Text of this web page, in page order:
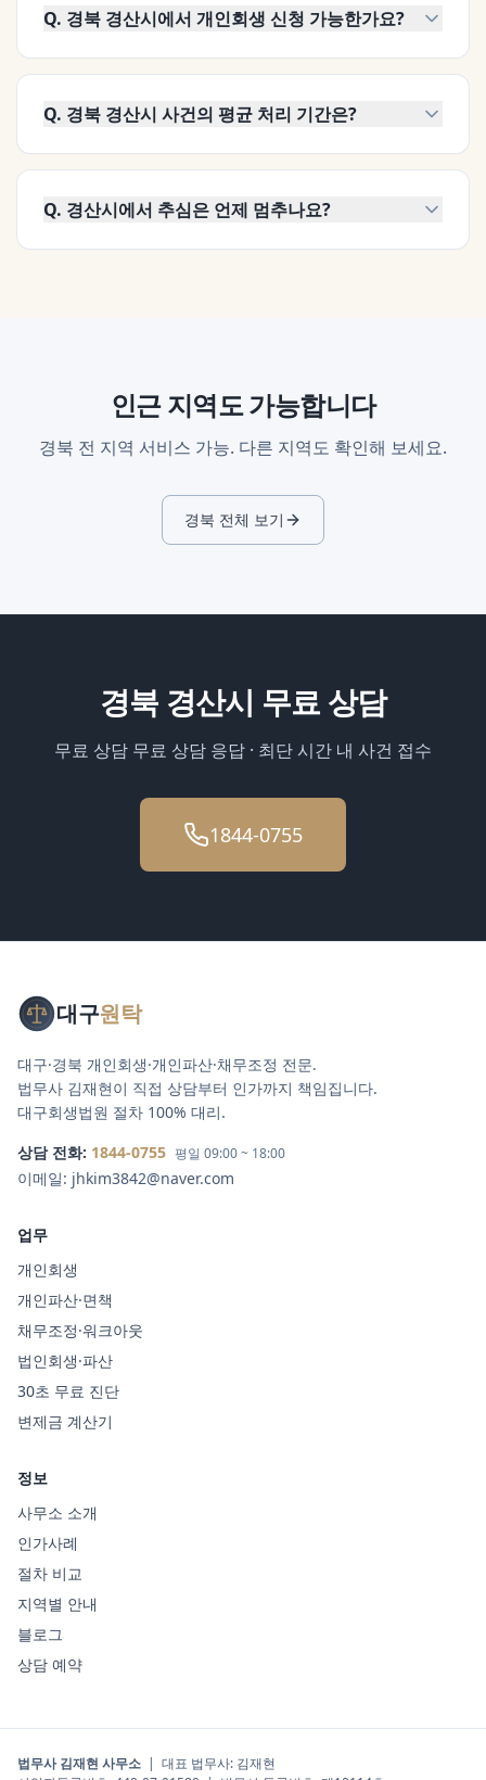
Q. 경북 경산시에서 개인회생 신청 가능한가요?
Q. 경북 경산시 사건의 평균 처리 기간은?
Q. 경산시에서 추심은 언제 멈추나요?
인근 지역도 가능합니다
경북 전 지역 서비스 가능. 다른 지역도 확인해 보세요.
경북 전체 보기
경북 경산시 무료 상담
무료 상담 무료 상담 응답 · 최단 시간 내 사건 접수
1844-0755
대구원탁
대구·경북 개인회생·개인파산·채무조정 전문.
법무사 김재현이 직접 상담부터 인가까지 책임집니다.
대구회생법원 절차 100% 대리.
상담 전화: 1844-0755 평일 09:00 ~ 18:00
이메일: jhkim3842@naver.com
업무
개인회생
개인파산·면책
채무조정·워크아웃
법인회생·파산
30초 무료 진단
변제금 계산기
정보
사무소 소개
인가사례
절차 비교
지역별 안내
블로그
상담 예약
법무사 김재현 사무소 | 대표 법무사: 김재현